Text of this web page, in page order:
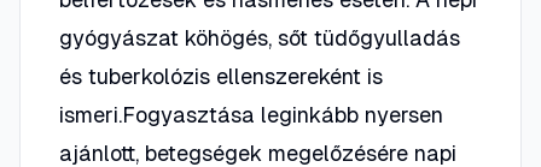
gyógyászat köhögés, sőt tüdőgyulladás
és tuberkolózis ellenszereként is
ismeri.Fogyasztása leginkább nyersen
ajánlott, betegségek megelőzésére napi